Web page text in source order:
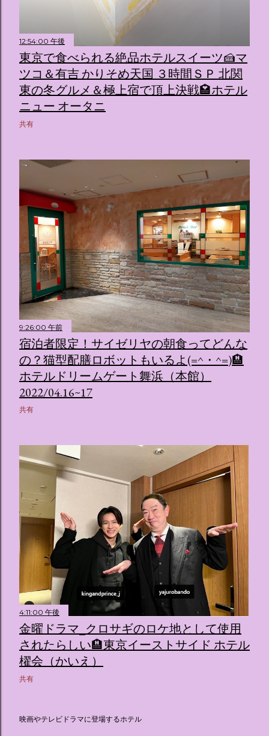
12:54:00 午後
東京で食べられる絶品ホテルスイーツ🍰マ
ツコ＆有吉 かりそめ天国 ３時間ＳＰ 北関
東の冬グルメ＆極上宿で頂上決戦🏩ホテル
ニュー オータニ
共有
9:26:00 午前
宿泊者限定！サイゼリヤの朝食ってどんな
の？猫型配膳ロボットもいるよ(=^・^=)🏨
ホテルドリームゲート舞浜（本館）
2022/04.16~17
共有
4:11:00 午後
金曜ドラマ_クロサギのロケ地として使用
されたらしい🏨東京イーストサイド ホテル
櫂会（かいえ）
共有
映画やテレビドラマに登場するホテル